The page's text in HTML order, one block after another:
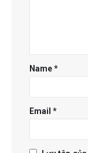
Name*
Email*